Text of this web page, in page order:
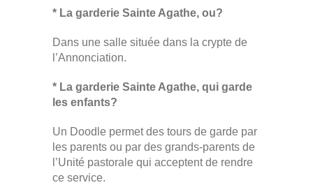
* La garderie Sainte Agathe, ou?
Dans une salle située dans la crypte de
l’Annonciation.
* La garderie Sainte Agathe, qui garde
les enfants?
Un Doodle permet des tours de garde par
les parents ou par des grands-parents de
l’Unité pastorale qui acceptent de rendre
ce service.